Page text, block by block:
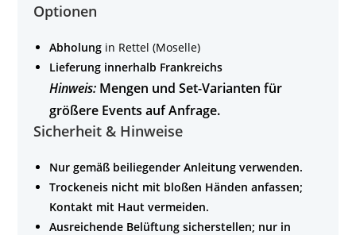
Optionen
Abholung in Rettel (Moselle)
Lieferung innerhalb Frankreichs
Hinweis: Mengen und Set-Varianten für
größere Events auf Anfrage.
Sicherheit & Hinweise
Nur gemäß beiliegender Anleitung verwenden.
Trockeneis nicht mit bloßen Händen anfassen;
Kontakt mit Haut vermeiden.
Ausreichende Belüftung sicherstellen; nur in